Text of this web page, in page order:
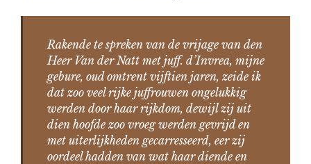
Rakende te spreken van de vrijage van den
Heer Van der Natt met juff. d’Invrea, mijne
gebure, oud omtrent vijftien jaren, zeide ik
dat zoo veel rijke juffrouwen ongelukkig
werden door haar rijkdom, dewijl zij uit
dien hoofde zoo vroeg werden gevrijd en
met uiterlijkheden gecarresseerd, eer zij
oordeel hadden van wat haar diende en